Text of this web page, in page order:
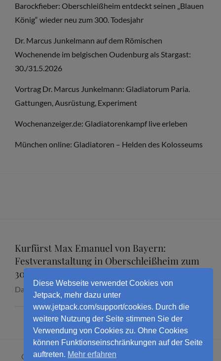
Barockfieber: Oberschleißheim entdeckt seinen „Blauen
König“ wieder neu zum 300. Todesjahr
Dr. Marcus Junkelmann auf dem Römischen
Wochenende im belgischen Oudenburg als Stargast:
30./31.5.2026
Vortrag Dr. Marcus Junkelmann: Gladiatorum Paria.
Gattungen, Ausrüstung, Experiment
Wochenanzeiger.de: Gladiatorenkampf live erleben
München online: Gladiatoren – Helden des Kolosseums
Kurfürst Max Emanuel von Bayern:
Festveranstaltung in Oberschleißheim zum
300. Todestag mit Dr. Marcus Junkelmann
Datum:
Copyright © 2026Dr. Marcus Junkelmann
Diese Webseite verwendet Cookies von
Jetpack, mehr dazu unter
www.jetpack.com/support/cookies. Durch die
weitere Nutzung der Seite stimmen Sie der
Verwendung von Cookies zu. Ohne Cookies
können Funktionseinschränkungen auf der Seite
auftreten. Mehr erfahren